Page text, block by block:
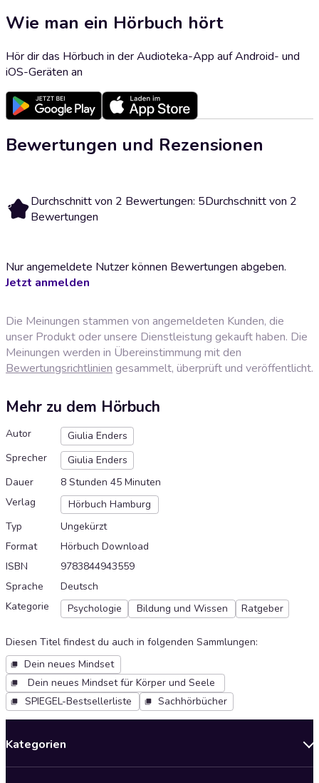
Wie man ein Hörbuch hört
Hör dir das Hörbuch in der Audioteka-App auf Android- und
iOS-Geräten an
Bewertungen und Rezensionen
5 Durchschnitt von 2 Bewertungen: 5Durchschnitt von 2
Bewertungen
Nur angemeldete Nutzer können Bewertungen abgeben.
Jetzt anmelden
Die Meinungen stammen von angemeldeten Kunden, die
unser Produkt oder unsere Dienstleistung gekauft haben. Die
Meinungen werden in Übereinstimmung mit den
Bewertungsrichtlinien gesammelt, überprüft und veröffentlicht.
Mehr zu dem Hörbuch
Autor
Giulia Enders
Sprecher
Giulia Enders
Dauer
8 Stunden 45 Minuten
Verlag
Hörbuch Hamburg
Typ
Ungekürzt
Format
Hörbuch Download
ISBN
9783844943559
Sprache
Deutsch
Kategorie
Psychologie Bildung und Wissen Ratgeber
Diesen Titel findest du auch in folgenden Sammlungen:
Dein neues Mindset
Dein neues Mindset für Körper und Seele
SPIEGEL-Bestsellerliste
Sachhörbücher
Kategorien